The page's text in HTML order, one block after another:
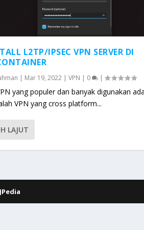
L2TP/IPSEC VPN SERVER DI
| Mar 19, 2022 |VPN | 0 |
yang populer dan banyak digunakan
VPN yang cross platform...
LAJUT